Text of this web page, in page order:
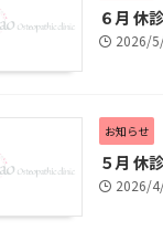
６月 休
2026/
お知らせ
５月 休
2026/